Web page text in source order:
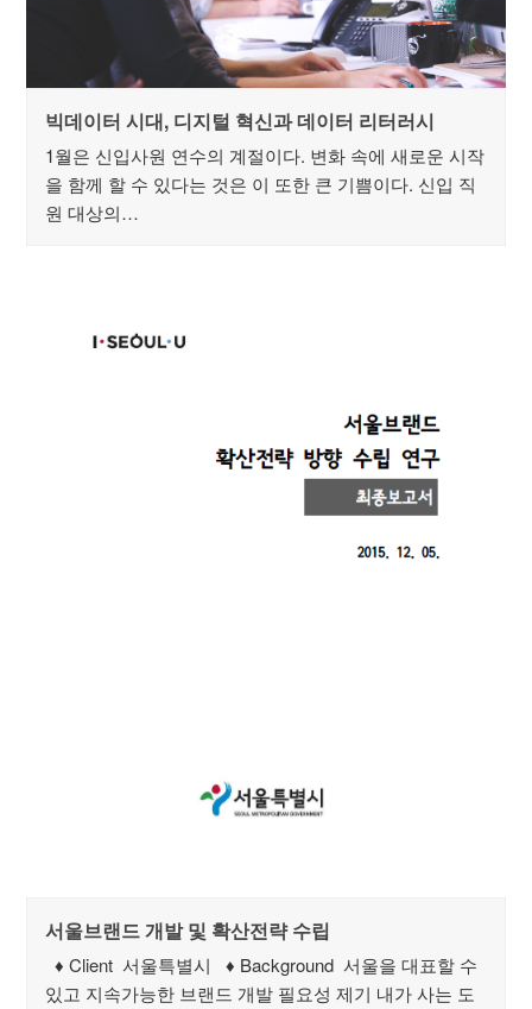
빅데이터 시대, 디지털 혁신과 데이터 리터러시
1월은 신입사원 연수의 계절이다. 변화 속에 새로운 시작
을 함께 할 수 있다는 것은 이 또한 큰 기쁨이다. 신입 직
원 대상의…
서울브랜드 개발 및 확산전략 수립
♦ Client 서울특별시 ♦ Background 서울을 대표할 수
있고 지속가능한 브랜드 개발 필요성 제기 내가 사는 도